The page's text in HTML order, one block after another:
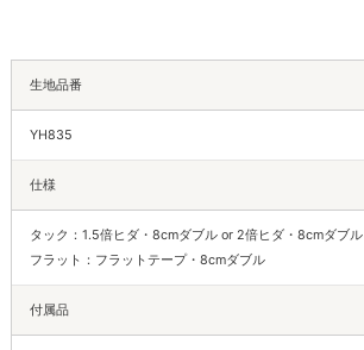
生地品番
YH835
仕様
タック：1.5倍ヒダ・8cmダブル or 2倍ヒダ・8cmダブル
フラット：フラットテープ・8cmダブル
付属品